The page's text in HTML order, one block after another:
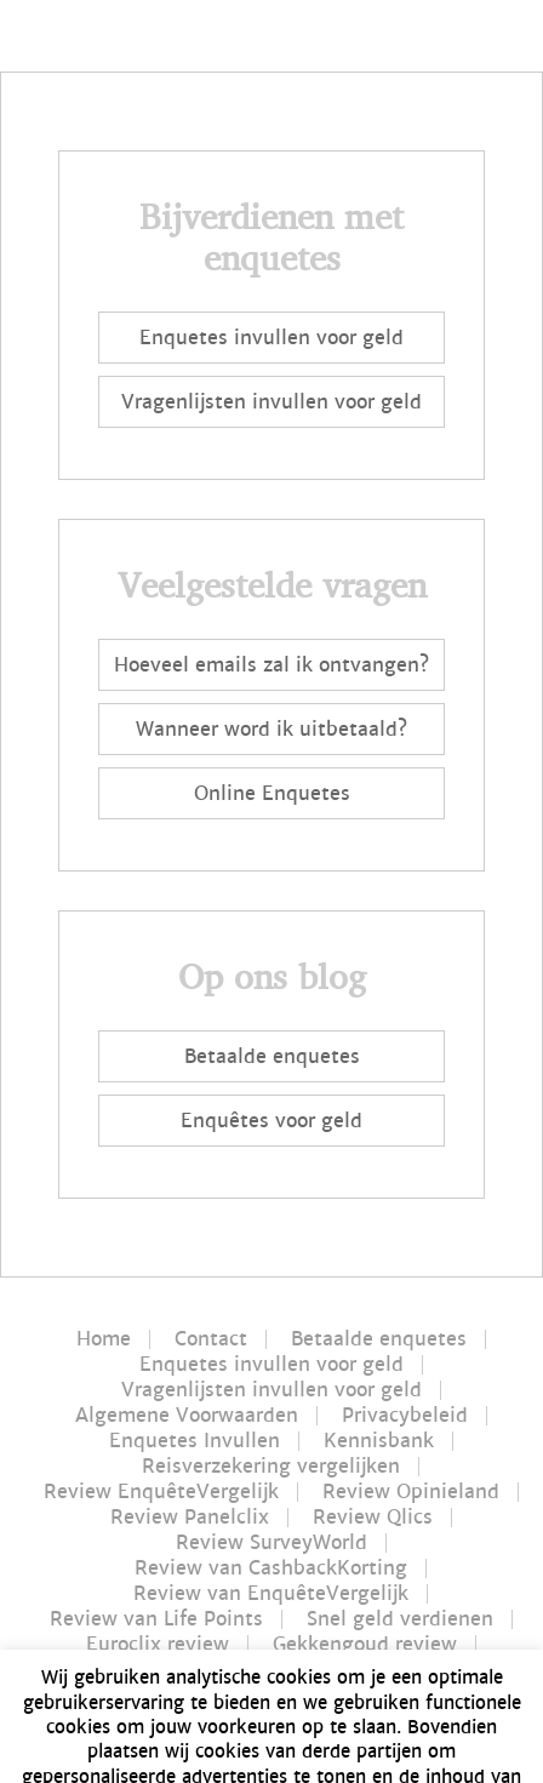
Bijverdienen met
enquetes
Enquetes invullen voor geld
Vragenlijsten invullen voor geld
Veelgestelde vragen
Hoeveel emails zal ik ontvangen?
Wanneer word ik uitbetaald?
Online Enquetes
Op ons blog
Betaalde enquetes
Enquêtes voor geld
Home Contact
Betaalde enquetes
Enquetes invullen voor geld
Vragenlijsten invullen voor geld
Algemene Voorwaarden
Privacybeleid
Enquetes Invullen
Kennisbank
Reisverzekering vergelijken
Review EnquêteVergelijk
Review Opinieland
Review Panelclix
Review Qlics
Review SurveyWorld
Review van CashbackKorting
Review van EnquêteVergelijk
Review van Life Points
Snel geld verdienen
Euroclix review
Gekkengoud review
iPay review
Myflavours review
Nucash review
Futurenet review | Is Futurenet betrouwbaar?
Geld verdienen in 1 uur
Dé Bitvavo review van 2021 | Alles over Bitvavo
Wij gebruiken analytische cookies om je een optimale
gebruikerservaring te bieden en we gebruiken functionele
cookies om jouw voorkeuren op te slaan. Bovendien
plaatsen wij cookies van derde partijen om
gepersonaliseerde advertenties te tonen en de inhoud van